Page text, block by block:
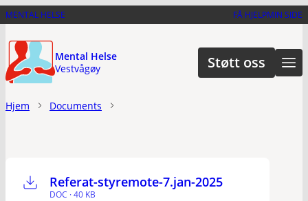
Hopp
hovedinnhold
MENTAL HELSE FÅ HJELPMIN SIDE
Mental Helse
Vestvågøy
Støtt oss
Hjem Documents
Referat-styremote-7.jan-2025
DOC · 40 KB